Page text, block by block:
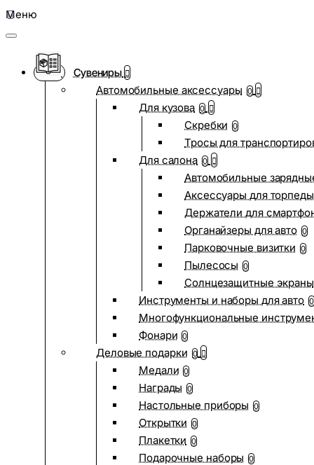
Меню
Сувениры
Автомобильные аксессуары 0
Для кузова 0
Скребки 0
Тросы для
Для салона 0
Автомобильные
Аксессуары для
Держатели для
Органайзеры для авто 0
Парковочные визитки 0
Пылесосы 0
Солнцезащитные экраны
Инструменты и наборы для авто 0
Многофункциональные
Фонари 0
Деловые подарки 0
Медали 0
Награды 0
Настольные приборы 0
Открытки 0
Плакетки 0
Подарочные наборы 0